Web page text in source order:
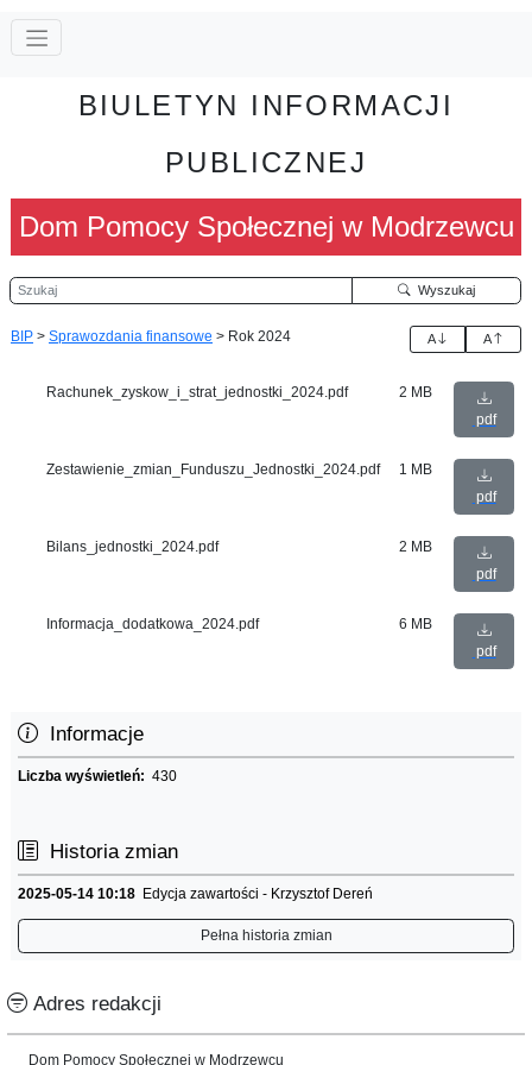
BIULETYN INFORMACJI
PUBLICZNEJ
Dom Pomocy Społecznej w Modrzewcu
Szukaj Wyszukaj
BIP > Sprawozdania finansowe > Rok 2024 A A
Rachunek_zyskow_i_strat_jednostki_2024.pdf
2 MB
pdf
Zestawienie_zmian_Funduszu_Jednostki_2024.pdf
1 MB
pdf
Bilans_jednostki_2024.pdf
2 MB
pdf
Informacja_dodatkowa_2024.pdf
6 MB
pdf
Informacje
Liczba wyświetleń: 430
Historia zmian
2025-05-14 10:18 Edycja zawartości - Krzysztof Dereń
Pełna historia zmian
Adres redakcji
Dom Pomocy Społecznej w Modrzewcu